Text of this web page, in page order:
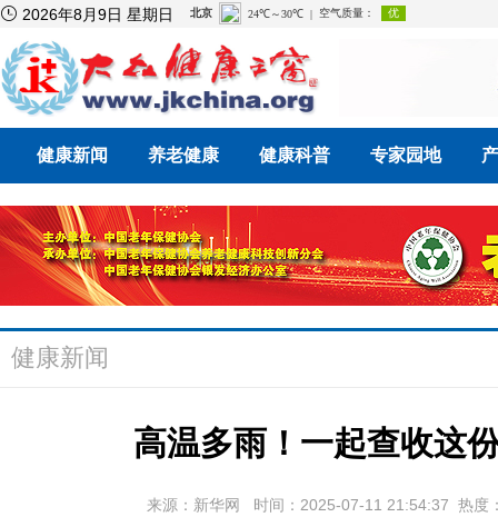
 2026年8月9日 星期日
健康新闻 养老健康 健康科普 专家园地
健康新闻
高温多雨！一起查收这
来源：新华网 时间：2025-07-11 21:54:37 热度